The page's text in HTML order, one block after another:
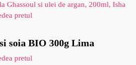
Ghassoul si ulei de argan, 200ml, Isha
pretul
soia BIO 300g Lima
pretul